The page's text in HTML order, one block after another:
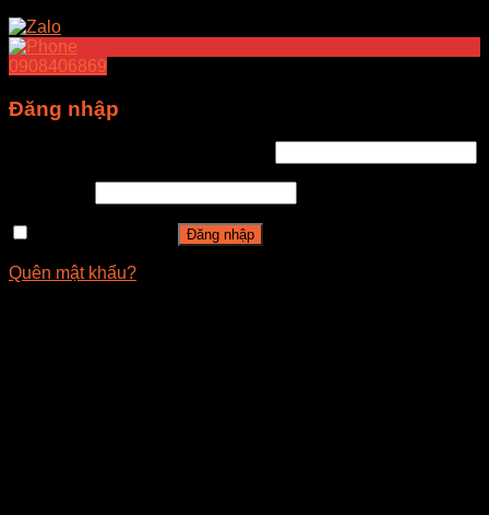
0908406869
Đăng nhập
Đăng nhập
Quên mật khẩu?